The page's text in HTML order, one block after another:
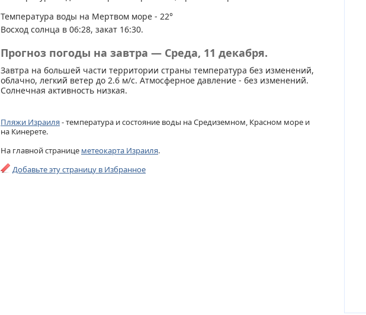
Температура воды на Мертвом море - 22°
Восход солнца в 06:28, закат 16:30.
Прогноз погоды на завтра — Среда, 11 декабря.
Завтра на большей части территории страны температура без изменений,
облачно, легкий ветер до 2.6 м/с. Атмосферное давление - без изменений.
Солнечная активность низкая.
Пляжи Израиля- температура и состояние воды на Средиземном, Красном море и
на Кинерете.
На главной странице метеокарта Израиля.
Добавьте эту страницу в Избранное